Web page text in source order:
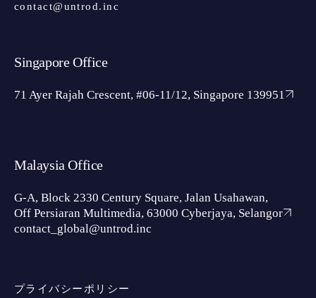
contact@untrod.inc
Singapore Office
71 Ayer Rajah Crescent, #06-11/12, Singapore 139951
Malaysia Office
G-A, Block 2330 Century Square, Jalan Usahawan,
Off Persiaran Multimedia, 63000 Cyberjaya, Selangor
contact_global@untrod.inc
プライバシーポリシー